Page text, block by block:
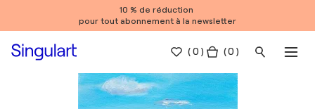
10 % de réduction
pour tout abonnement à la newsletter
(0 ) ( 0 )